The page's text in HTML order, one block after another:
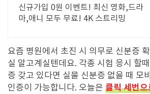
보기!
신규가입 0원 이벤트! 최신 영화,드라
마,애니 모두 무료! 4K 스트리밍
요즘 병원에서 초진 시 의무로 신분증
실 알고계실텐데요. 각종 시험 응시 할
증 갖고 있다면 실물 신분증 없을 때 모
인증이 가능합니다. 오늘은 클릭 세번